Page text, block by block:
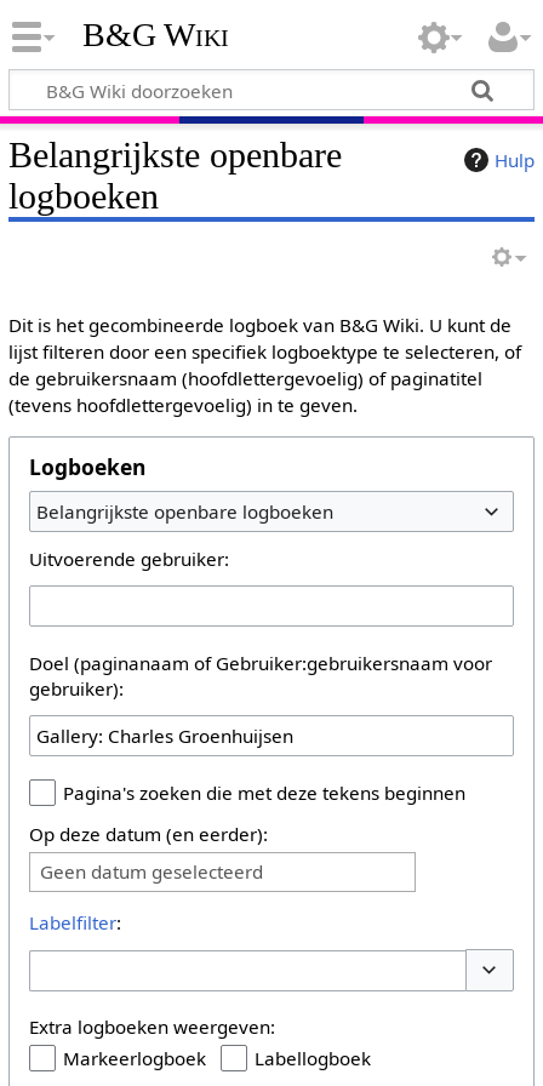
B&G Wiki
Hulp
Belangrijkste openbare
logboeken
Dit is het gecombineerde logboek van B&G Wiki. U kunt de
lijst filteren door een specifiek logboektype te selecteren, of
de gebruikersnaam (hoofdlettergevoelig) of paginatitel
(tevens hoofdlettergevoelig) in te geven.
Logboeken
Belangrijkste openbare logboeken
Uitvoerende gebruiker:
Doel (paginanaam of Gebruiker:gebruikersnaam voor
gebruiker):
Pagina's zoeken die met deze tekens beginnen
Op deze datum (en eerder):
Geen datum geselecteerd
Labelfilter:
Extra logboeken weergeven:
Markeerlogboek
Labellogboek